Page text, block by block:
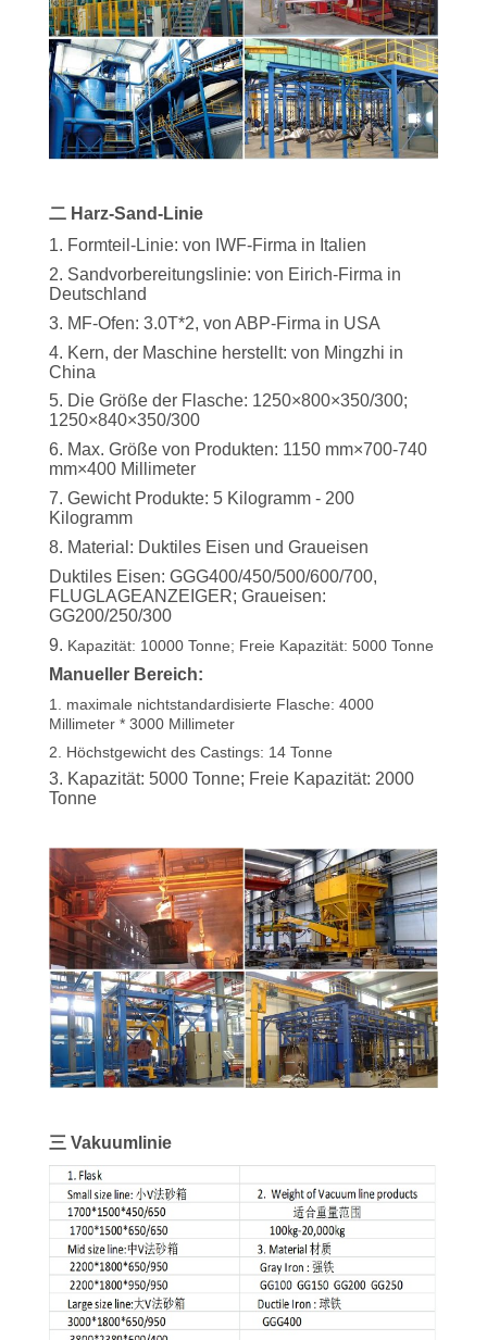
SITEMAP
PRIVACY
POLICY
二 Harz-Sand-Linie
1. Formteil-Linie: von IWF-Firma in Italien
2. Sandvorbereitungslinie: von Eirich-Firma in
Deutschland
3. MF-Ofen: 3.0T*2, von ABP-Firma in USA
4. Kern, der Maschine herstellt: von Mingzhi in
China
5. Die Größe der Flasche: 1250×800×350/300;
1250×840×350/300
6. Max. Größe von Produkten: 1150 mm×700-740
mm×400 Millimeter
7. Gewicht Produkte: 5 Kilogramm - 200
Kilogramm
8. Material: Duktiles Eisen und Graueisen
Duktiles Eisen: GGG400/450/500/600/700,
FLUGLAGEANZEIGER; Graueisen:
GG200/250/300
9. Kapazität: 10000 Tonne; Freie Kapazität: 5000 Tonne
Manueller Bereich:
1. maximale nichtstandardisierte Flasche: 4000
Millimeter * 3000 Millimeter
2. Höchstgewicht des Castings: 14 Tonne
3. Kapazität: 5000 Tonne; Freie Kapazität: 2000
Tonne
三 Vakuumlinie